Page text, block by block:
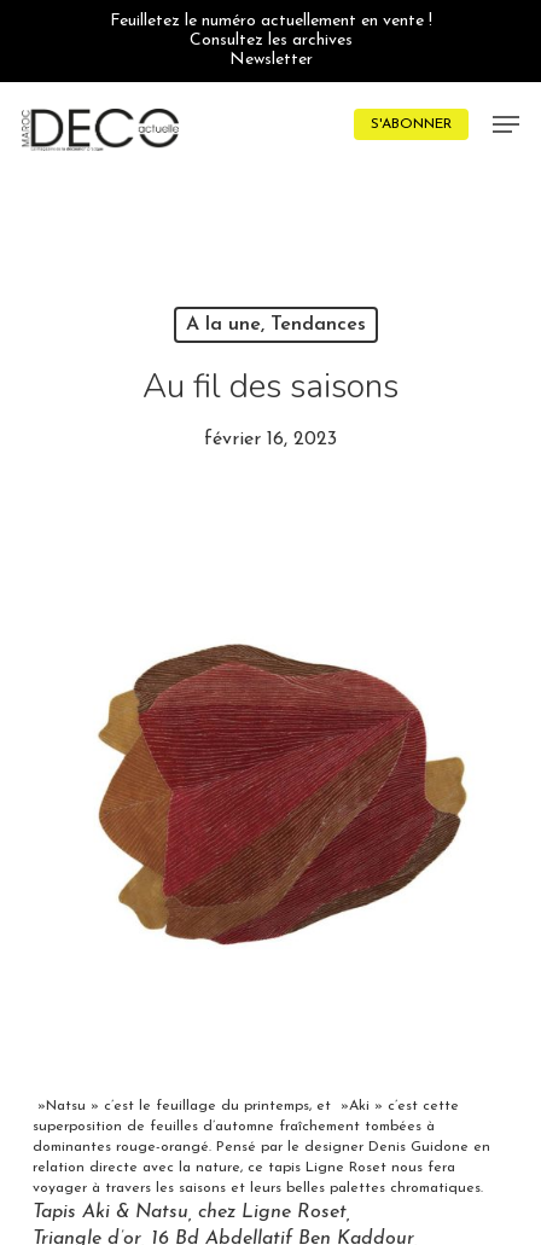
Feuilletez le numéro actuellement en vente !
Consultez les archives
Newsletter
S'ABONNER
A la une, Tendances
Au fil des saisons
février 16, 2023
»Natsu » c’est le feuillage du printemps, et »Aki » c’est cette
superposition de feuilles d’automne fraîchement tombées à
dominantes rouge-orangé. Pensé par le designer Denis Guidone en
relation directe avec la nature, ce tapis Ligne Roset nous fera
voyager à travers les saisons et leurs belles palettes chromatiques.
Tapis Aki & Natsu, chez Ligne Roset,
Triangle d’or, 16 Bd Abdellatif Ben Kaddour,